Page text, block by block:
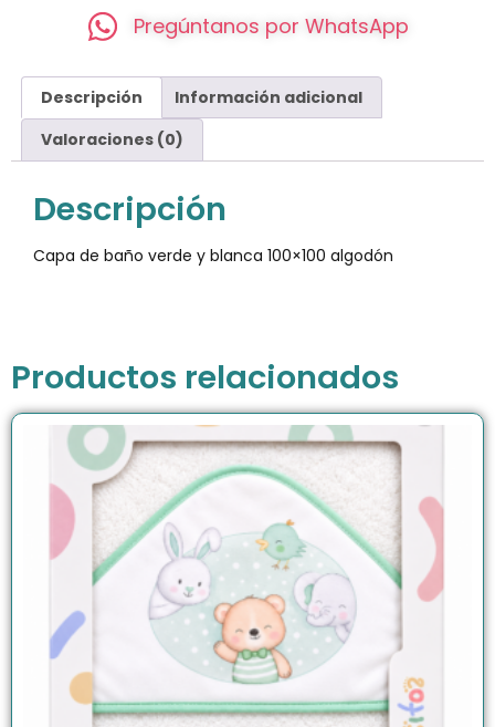
Pregúntanos por WhatsApp
Descripción
Información adicional
Valoraciones (0)
Descripción
Capa de baño verde y blanca 100×100 algodón
Productos relacionados